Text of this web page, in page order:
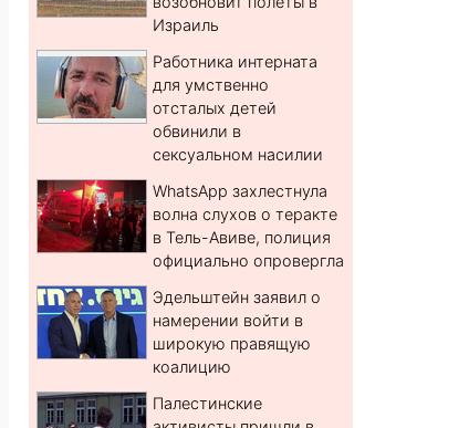
Израиль
Работника интерната
для умственно
отсталых детей
обвинили в
сексуальном насилии
WhatsApp захлестнула
волна слухов о теракте
в Тель-Авиве, полиция
официально опровергла
Эдельштейн заявил о
намерении войти в
широкую правящую
коалицию
Палестинские